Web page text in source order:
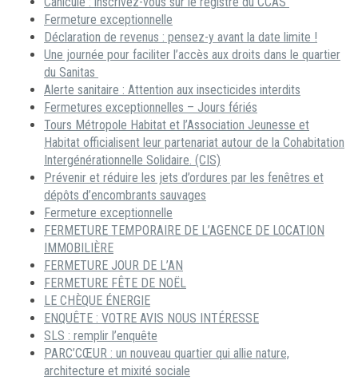
Fermeture exceptionnelle
Déclaration de revenus : pensez-y avant la date limite !
Une journée pour faciliter l’accès aux droits dans le quartier
du Sanitas
Alerte sanitaire : Attention aux insecticides interdits
Fermetures exceptionnelles – Jours fériés
Tours Métropole Habitat et l’Association Jeunesse et
Habitat officialisent leur partenariat autour de la Cohabitation
Intergénérationnelle Solidaire. (CIS)
Prévenir et réduire les jets d’ordures par les fenêtres et
dépôts d’encombrants sauvages
Fermeture exceptionnelle
FERMETURE TEMPORAIRE DE L’AGENCE DE LOCATION
IMMOBILIÈRE
FERMETURE JOUR DE L’AN
FERMETURE FÊTE DE NOËL
LE CHÈQUE ÉNERGIE
ENQUÊTE : VOTRE AVIS NOUS INTÉRESSE
SLS : remplir l’enquête
PARC’CŒUR : un nouveau quartier qui allie nature,
architecture et mixité sociale